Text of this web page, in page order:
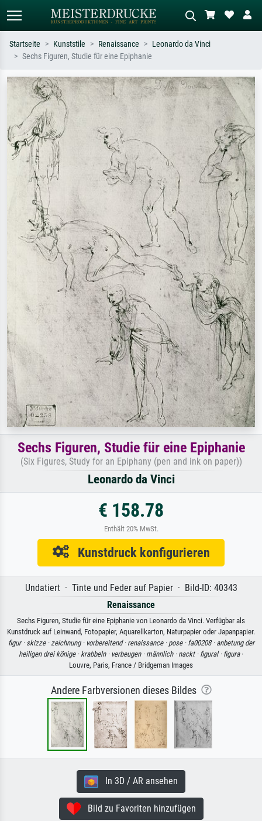
Suchen Sie nach Künstlern, Werktiteln
oder Stilen – z.B. Monet,
Sternennacht, Impressionismus, Welle
Hokusai, Akt.
Beschreiben Sie die Szene – z.B. Grüne
Wiese, Abstrakt mit viel Rot, Dunkles
Ölgemälde, Stehender Akt neben einem
Baum.
Startseite Kunststile Renaissance
Leonardo da Vinci
Sechs Figuren, Studie für eine Epiphanie
Sechs Figuren, Studie für eine Epiphanie
(Six Figures, Study for an Epiphany (pen and ink on paper))
Leonardo da Vinci
€ 158.78
Enthält 20% MwSt.
Kunstdruck konfigurieren
Undatiert · Tinte und Feder auf Papier · Bild-ID: 40343
Renaissance
Sechs Figuren, Studie für eine Epiphanie von Leonardo da Vinci. Verfügbar als
Kunstdruck auf Leinwand, Fotopapier, Aquarellkarton, Naturpapier oder Japanpapier.
figur · skizze · zeichnung · vorbereitend · renaissance · pose · fa00208 · anbetung der
heiligen drei könige · krabbeln · verbeugen · männlich · nackt · figural · figura·
Louvre, Paris, France / Bridgeman Images
Andere Farbversionen dieses Bildes
In 3D / AR ansehen
Bild zu Favoriten hinzufügen